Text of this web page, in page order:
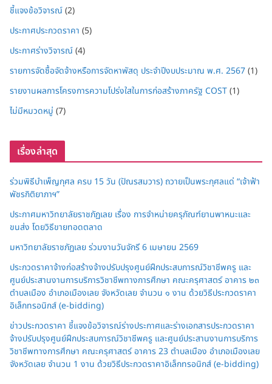
ชี้แจงข้อวิจารณ์(2)
ประกาศประกวดราคา (5)
ประกาศร่างวิจารณ์(4)
รายการจัดซื้อจัดจ้างหรือการจัดหาพัสดุ ประจำปีงบประมาณ พ.ศ. 2567(1)
รายงานผลการโครงการความโปร่งใสในการก่อสร้างภาครัฐ COST(1)
ไม่มีหมวดหมู่ (7)
เรื่องล่าสุด
ร่วมพิธีบำเพ็ญกุศล ครบ 15 วัน (ปัณรสมวาร) ถวายเป็นพระกุศลแด่ “เจ้าฟ้า
พัชรกิติยาภาฯ”
ประกาศมหาวิทยาลัยราชภัฏเลย เรื่อง การจำหน่ายครุภัณฑ์ยานพาหนะและ
ขนส่ง โดยวิธีขายทอดตลาด
มหาวิทยาลัยราชภัฏเลย ร่วมงานวันจักรี 6 เมษายน 2569
ประกวดราคาจ้างก่อสร้างจ้างปรับปรุงศูนย์ฝึกประสบการณ์วิชาชีพครู และ
ศูนย์ประสานงานการบริการวิชาชีพทางการศึกษา คณะครุศาสตร์ อาคาร ๒๓
ตำบลเมือง อำเภอเมืองเลย จังหวัดเลย จำนวน ๑ งาน ด้วยวิธีประกวดราคา
อิเล็กทรอนิกส์ (e-bidding)
ข่าวประกวดราคา ชี้แจงข้อวิจารณ์ร่างประกาศและร่างเอกสารประกวดราคา
จ้างปรับปรุงศูนย์ฝึกประสบการณ์วิชาชีพครู และศูนย์ประสานงานการบริการ
วิชาชีพทางการศึกษา คณะครุศาสตร์ อาคาร 23 ตำบลเมือง อำเภอเมืองเลย
จังหวัดเลย จำนวน 1 งาน ด้วยวิธีประกวดราคาอิเล็กทรอนิกส์ (e-bidding)